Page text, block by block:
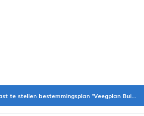
bestemmingsplan "Veegplan Buitengebied Oost": Vaststelling Bijlagen bij de regels.